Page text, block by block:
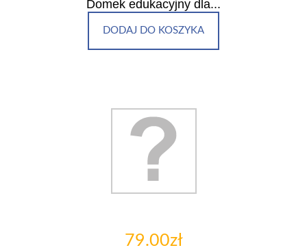
Domek edukacyjny dla...
DODAJ DO KOSZYKA
79.00zł